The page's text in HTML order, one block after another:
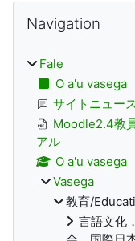
Poloka
Navigation
Fale
O a'u vasega
サイトニュース
Moodle2.4教
アル
O a'u vasega
Vasega
教育/
言語文化